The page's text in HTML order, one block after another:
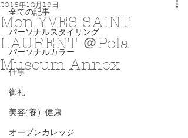
全ての記事
パーソナルスタイリング
パーソナルカラー
仕事
御礼
美容(養）健康
オープンカレッジ
Mon YVES SAINT
LAURENT ＠Pola
Museum Annex
2016年12月19日